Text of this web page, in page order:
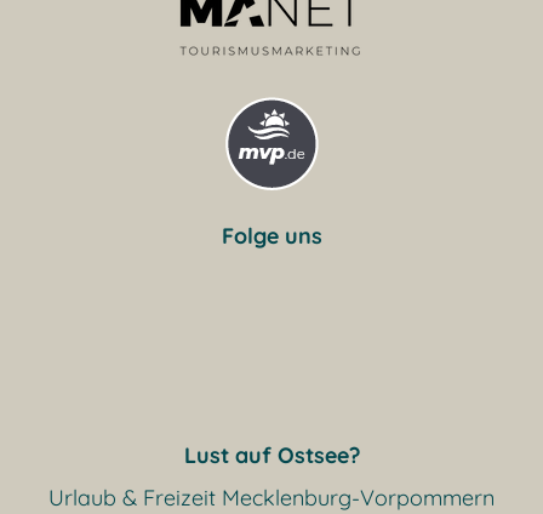
Folge uns
Lust auf Ostsee?
Urlaub & Freizeit Mecklenburg-Vorpommern